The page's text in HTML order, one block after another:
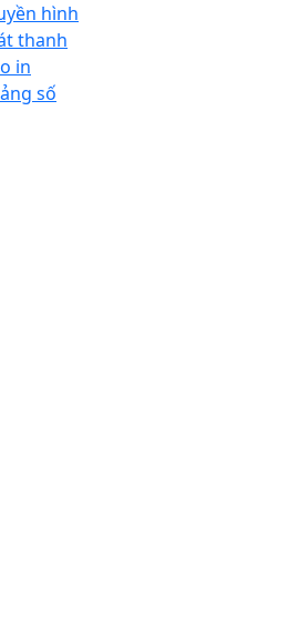
hình
thanh
in
số